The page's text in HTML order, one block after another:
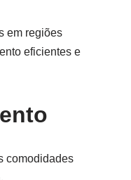
em regiões
eficientes e
comodidades